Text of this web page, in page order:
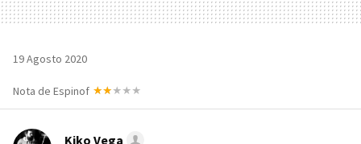
19 Agosto 2020
Nota de Espinof
Kiko Vega